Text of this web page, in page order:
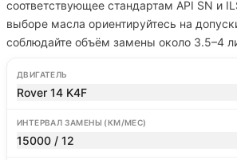
соответствующее стандартам API SN и
выборе масла ориентируйтесь на
соблюдайте объём замены около 3.5–4
ДВИГАТЕЛЬ
Rover 14 K4F
ИНТЕРВАЛ ЗАМЕНЫ (КМ/МЕС)
15000 / 12